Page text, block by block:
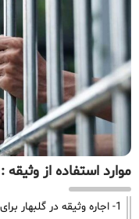
موارد استفاده از وثیقه :
1- اجاره وثیقه در گلبهار برای آزادی زندانی